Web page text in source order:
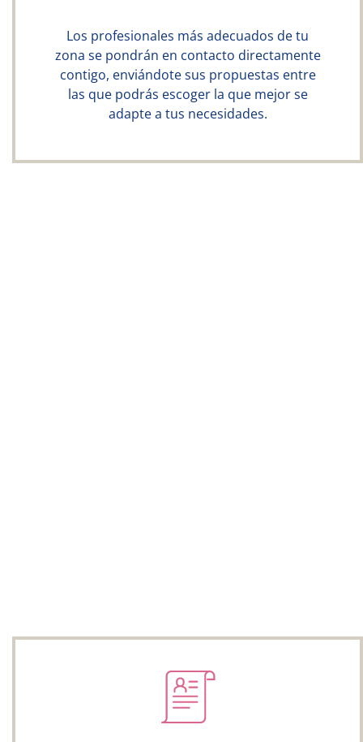
Los profesionales más adecuados de tu
zona se pondrán en contacto directamente
contigo, enviándote sus propuestas entre
las que podrás escoger la que mejor se
adapte a tus necesidades.